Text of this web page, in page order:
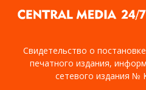
Свидетельство о
печатного издания,
сетевого издания №